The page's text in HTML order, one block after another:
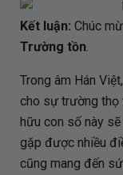
Kết luận: Chúc
Trường tồn.
Trong âm Hán
cho sự trường thọ
hữu con số này
gặp được nhiều
cũng mang đến